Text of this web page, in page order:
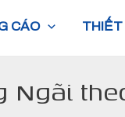
CÁO THIẾT
Ngãi